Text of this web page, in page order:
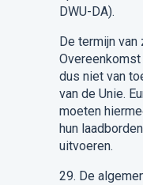
DWU-DA).
De termijn
Overeenkomst
dus niet van
van de Unie.
moeten
hun
uitvoeren.
29. De